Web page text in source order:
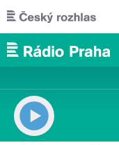
Přejít k hlavnímu